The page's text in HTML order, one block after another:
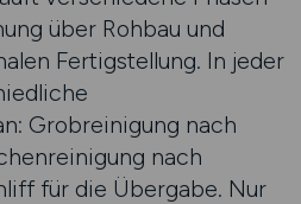
über Rohbau und
Fertigstellung. In jeder
Grobreinigung nach
nach
für die Übergabe. Nur